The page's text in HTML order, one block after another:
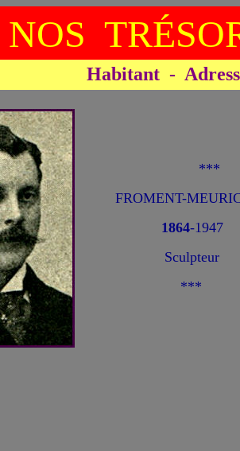
NOS
Habitant -
FROMENT-
1864-1947
Sculpteur
***